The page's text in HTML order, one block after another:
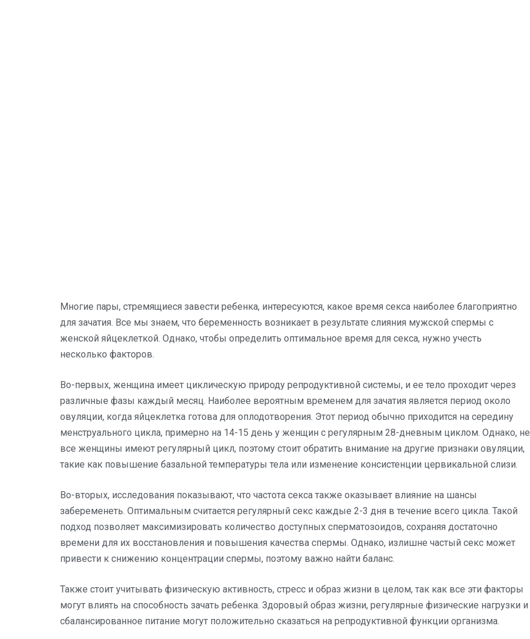
Многие пары, стремящиеся завести ребенка, интересуются, какое время секса наиболее благоприятно
для зачатия. Все мы знаем, что беременность возникает в результате слияния мужской спермы с
женской яйцеклеткой. Однако, чтобы определить оптимальное время для секса, нужно учесть
несколько факторов.
Во-первых, женщина имеет циклическую природу репродуктивной системы, и ее тело проходит через
различные фазы каждый месяц. Наиболее вероятным временем для зачатия является период около
овуляции, когда яйцеклетка готова для оплодотворения. Этот период обычно приходится на середину
менструального цикла, примерно на 14-15 день у женщин с регулярным 28-дневным циклом. Однако, не
все женщины имеют регулярный цикл, поэтому стоит обратить внимание на другие признаки овуляции,
такие как повышение базальной температуры тела или изменение консистенции цервикальной слизи.
Во-вторых, исследования показывают, что частота секса также оказывает влияние на шансы
забеременеть. Оптимальным считается регулярный секс каждые 2-3 дня в течение всего цикла. Такой
подход позволяет максимизировать количество доступных сперматозоидов, сохраняя достаточно
времени для их восстановления и повышения качества спермы. Однако, излишне частый секс может
привести к снижению концентрации спермы, поэтому важно найти баланс.
Также стоит учитывать физическую активность, стресс и образ жизни в целом, так как все эти факторы
могут влиять на способность зачать ребенка. Здоровый образ жизни, регулярные физические нагрузки и
сбалансированное питание могут положительно сказаться на репродуктивной функции организма.